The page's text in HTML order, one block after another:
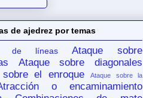
de ajedrez por temas
de líneas
Ataque sobre
Ataque sobre diagonales
sobre el enroque
Ataque sobre la
o encaminamiento